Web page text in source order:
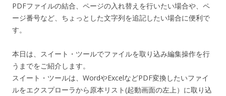
PDFファイルの結合、ページの入れ替えを行いたい場合や、ペ
ージ番号など、ちょっとした文字列を追記したい場合に便利で
す。
本日は、スイート・ツールでファイルを取り込み編集操作を行
うまでをご紹介します。
スイート・ツールは、WordやExcelなどPDF変換したいファイ
ルをエクスプローラから原本リスト(起動画面の左上）に取り込